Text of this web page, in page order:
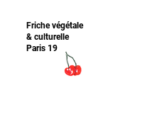
Friche​ végétale
& culturelle
Paris 19